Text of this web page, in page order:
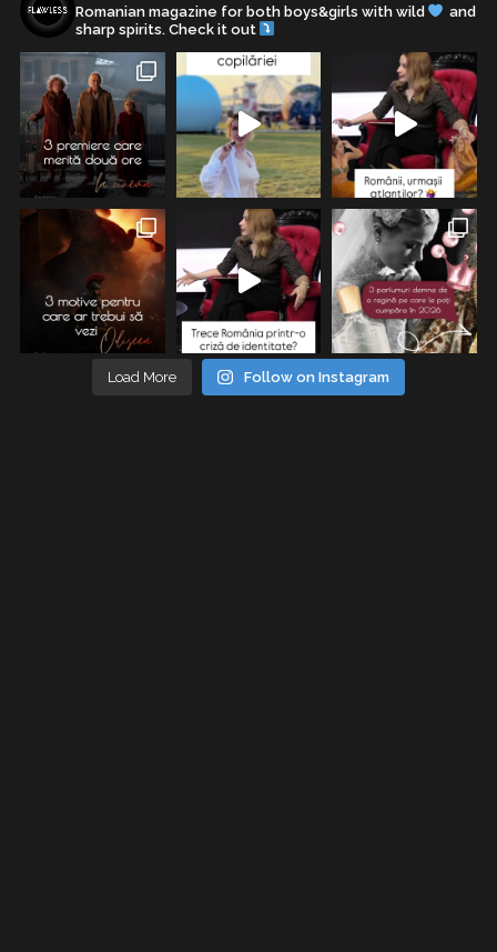
Romanian magazine for both boys&girls with wild
and
sharp spirits. Check it out
Load More Follow on Instagram